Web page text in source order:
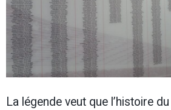
La légende veut que l’histoire